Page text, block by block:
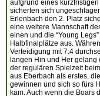
aufgrund eines
sicherten sich
Erlenbach den 2. Platz
eine weitere Mannschaft
einen und die “Young
Halbfinalplätze aus.
Verteidigung mit 7:4
langen Hin und Her
der regulären Spielzeit
aus Eberbach als erstes,
gewinnen und sich so fürs
kam. Auch wenn die Boars